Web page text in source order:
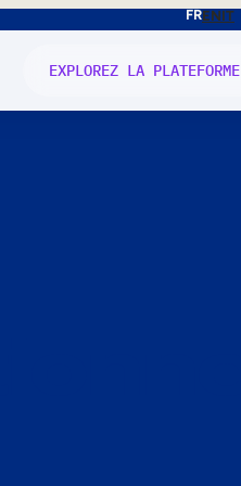
FRENIT
EXPLOREZ LA PLATEFORME